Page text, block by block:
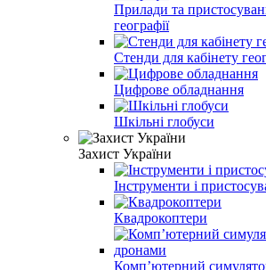
Прилади та
географії
Стенди для кабінету
Цифрове обладнання
Шкільні глобуси
Захист України
Інструменти і
Квадрокоптери
Комп’ютерний